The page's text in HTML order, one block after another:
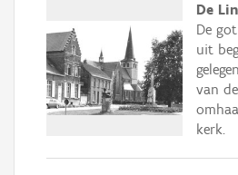
De
De
uit
van
kerk.